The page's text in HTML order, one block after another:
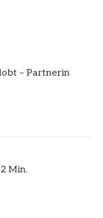
– Partnerin
Min.